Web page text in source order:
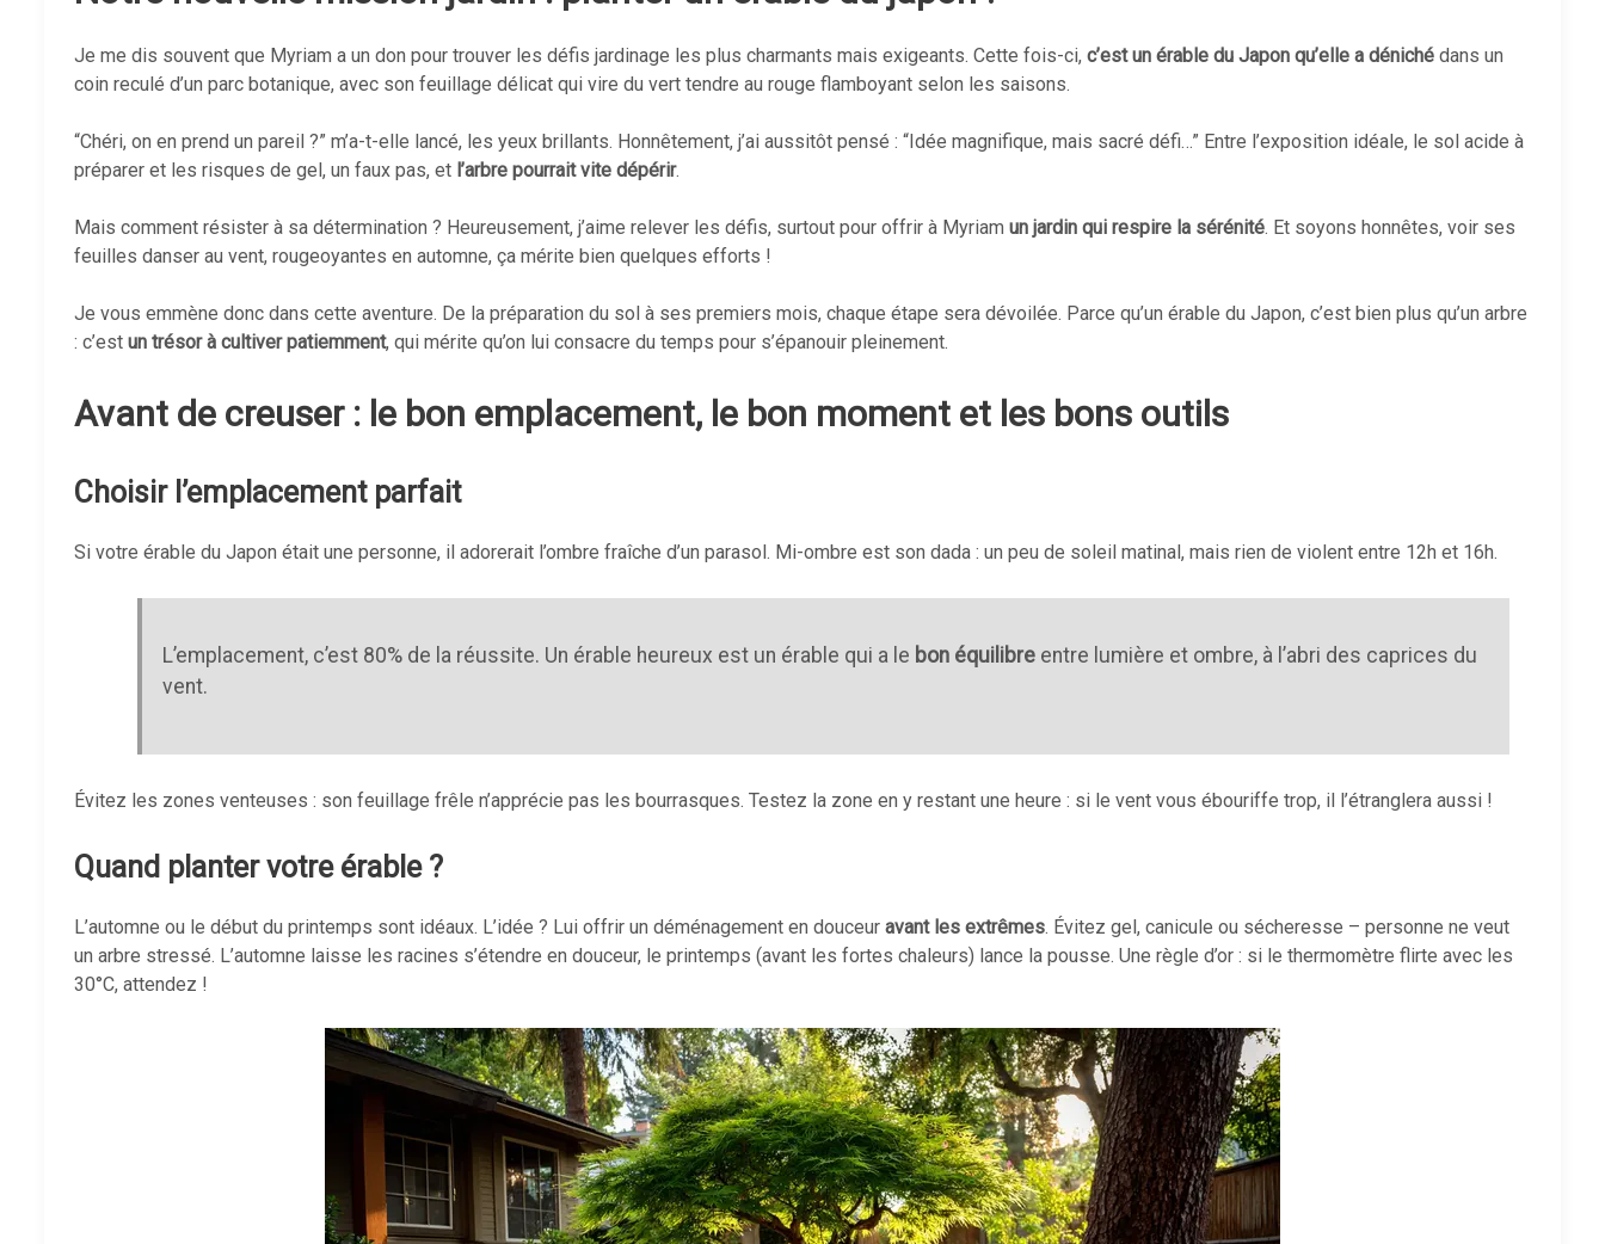
Je me dis souvent que Myriam a un don pour trouver les défis jardinage les plus charmants mais exigeants. Cette fois-ci, c’est un érable du Japon qu’elle a déniché dans un
coin reculé d’un parc botanique, avec son feuillage délicat qui vire du vert tendre au rouge flamboyant selon les saisons.
“Chéri, on en prend un pareil ?” m’a-t-elle lancé, les yeux brillants. Honnêtement, j’ai aussitôt pensé : “Idée magnifique, mais sacré défi…” Entre l’exposition idéale, le sol acide à
préparer et les risques de gel, un faux pas, et l’arbre pourrait vite dépérir.
Mais comment résister à sa détermination ? Heureusement, j’aime relever les défis, surtout pour offrir à Myriam un jardin qui respire la sérénité. Et soyons honnêtes, voir ses
feuilles danser au vent, rougeoyantes en automne, ça mérite bien quelques efforts !
Je vous emmène donc dans cette aventure. De la préparation du sol à ses premiers mois, chaque étape sera dévoilée. Parce qu’un érable du Japon, c’est bien plus qu’un arbre
: c’est un trésor à cultiver patiemment, qui mérite qu’on lui consacre du temps pour s’épanouir pleinement.
Avant de creuser : le bon emplacement, le bon moment et les bons outils
Choisir l’emplacement parfait
Si votre érable du Japon était une personne, il adorerait l’ombre fraîche d’un parasol. Mi-ombre est son dada : un peu de soleil matinal, mais rien de violent entre 12h et 16h.
L’emplacement, c’est 80% de la réussite. Un érable heureux est un érable qui a le bon équilibre entre lumière et ombre, à l’abri des caprices du
vent.
Évitez les zones venteuses : son feuillage frêle n’apprécie pas les bourrasques. Testez la zone en y restant une heure : si le vent vous ébouriffe trop, il l’étranglera aussi !
Quand planter votre érable ?
L’automne ou le début du printemps sont idéaux. L’idée ? Lui offrir un déménagement en douceur avant les extrêmes. Évitez gel, canicule ou sécheresse – personne ne veut
un arbre stressé. L’automne laisse les racines s’étendre en douceur, le printemps (avant les fortes chaleurs) lance la pousse. Une règle d’or : si le thermomètre flirte avec les
30°C, attendez !